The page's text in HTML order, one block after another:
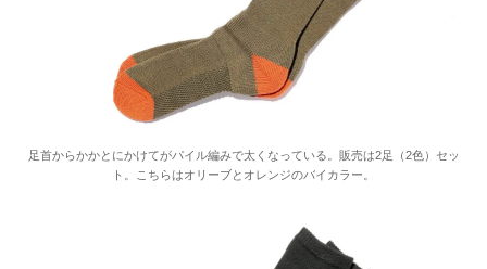
足首からかかとにかけてがパイル編みで太くなっている。販売は2足（2色）セッ
ト。こちらはオリーブとオレンジのバイカラー。